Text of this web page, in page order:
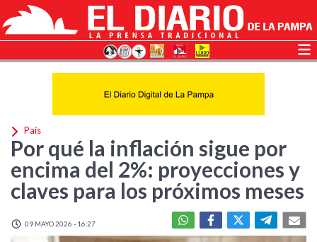
País
Por qué la inflación sigue por
encima del 2%: proyecciones y
claves para los próximos meses
09 MAYO 2026 - 16:27